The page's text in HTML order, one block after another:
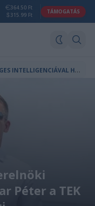
364.50 Ft
315.99 Ft
TÁMOGATÁS
A
MERIKAI KUTATÓK MESTERSÉGES INTELLIGENCIÁVAL HOZTAK LÉTRE A TERMÉSZETBEN NEM LÉTEZŐ VÍRUSOKAT
Péter a TEK